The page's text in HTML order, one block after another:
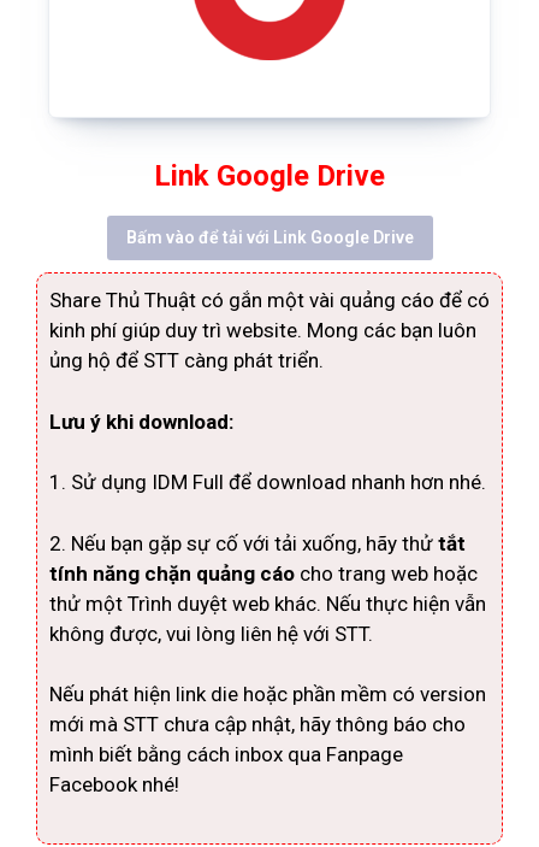
Link Google Drive
Bấm vào để tải với Link Google Drive
Share Thủ Thuật có gắn một vài quảng cáo để có
kinh phí giúp duy trì website. Mong các bạn luôn
ủng hộ để STT càng phát triển.
Lưu ý khi download:
1. Sử dụng IDM Full để download nhanh hơn nhé.
2. Nếu bạn gặp sự cố với tải xuống, hãy thử tắt
tính năng chặn quảng cáo cho trang web hoặc
thử một Trình duyệt web khác. Nếu thực hiện vẫn
không được, vui lòng liên hệ với STT.
Nếu phát hiện link die hoặc phần mềm có version
mới mà STT chưa cập nhật, hãy thông báo cho
mình biết bằng cách inbox qua Fanpage
Facebook nhé!